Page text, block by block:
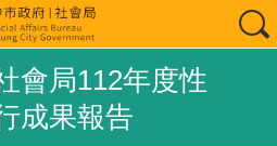
會局112年度性
成果報告